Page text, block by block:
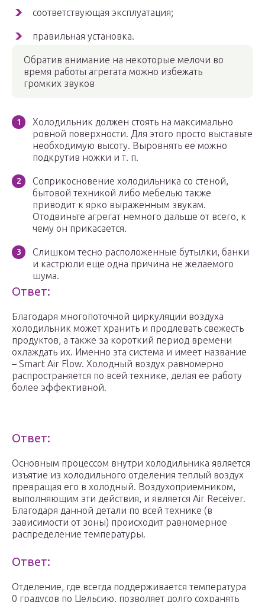
соответствующая эксплуатация;
правильная установка.
Обратив внимание на некоторые мелочи во
время работы агрегата можно избежать
громких звуков
Холодильник должен стоять на максимально
ровной поверхности. Для этого просто выставьте
необходимую высоту. Выровнять ее можно
подкрутив ножки и т. п.
Соприкосновение холодильника со стеной,
бытовой техникой либо мебелью также
приводит к ярко выраженным звукам.
Отодвиньте агрегат немного дальше от всего, к
чему он прикасается.
Слишком тесно расположенные бутылки, банки
и кастрюли еще одна причина не желаемого
шума.
Ответ:
Благодаря многопоточной циркуляции воздуха
холодильник может хранить и продлевать свежесть
продуктов, а также за короткий период времени
охлаждать их. Именно эта система и имеет название
– Smart Air Flow. Холодный воздух равномерно
распространяется по всей технике, делая ее работу
более эффективной.
Ответ:
Основным процессом внутри холодильника является
изъятие из холодильного отделения теплый воздух
превращая его в холодный. Воздухоприемником,
выполняющим эти действия, и является Air Receiver.
Благодаря данной детали по всей технике (в
зависимости от зоны) происходит равномерное
распределение температуры.
Ответ:
Отделение, где всегда поддерживается температура
0 градусов по Цельсию, позволяет долго сохранять